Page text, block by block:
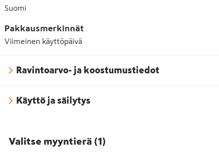
Suomi
Pakkausmerkinnät
Viimeinen käyttöpäivä
Ravintoarvo- ja koostumustiedot
Käyttö ja säilytys
Valitse myyntierä (1)